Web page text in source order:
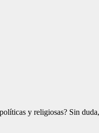
y religiosas? Sin